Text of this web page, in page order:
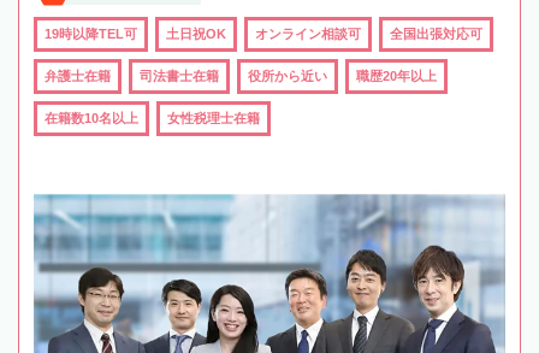
19時以降TEL可 土日祝OK オンライン相談可 全国出張対応可
弁護士在籍 司法書士在籍 役所から近い 職歴20年以上
在籍数10名以上 女性税理士在籍